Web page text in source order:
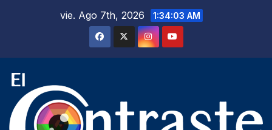
vie. Ago 7th, 2026 1:34:04 AM